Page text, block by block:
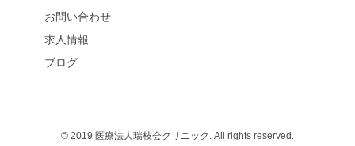
お問い合わせ
求人情報
ブログ
© 2019 医療法人瑞枝会クリニック. All rights reserved.